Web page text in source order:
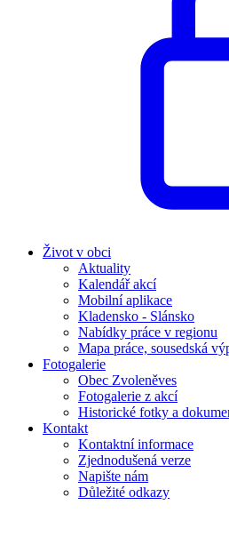
Život v obci
Aktuality
Kalendář akcí
Mobilní aplikace
Kladensko - Slánsko
Nabídky práce v regionu
Mapa práce, sousedská
Fotogalerie
Obec Zvoleněves
Fotogalerie z akcí
Historické fotky a
Kontakt
Kontaktní informace
Zjednodušená verze
Napište nám
Důležité odkazy